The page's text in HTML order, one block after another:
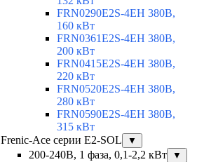
FRN0290E2S-4EH 380В,
160 кВт
FRN0361E2S-4EH 380В,
200 кВт
FRN0415E2S-4EH 380В,
220 кВт
FRN0520E2S-4EH 380В,
280 кВт
FRN0590E2S-4EH 380В,
315 кВт
Frenic-Ace серии E2-SOL
▼
200-240В, 1 фаза, 0,1-2,2 кВт ▼